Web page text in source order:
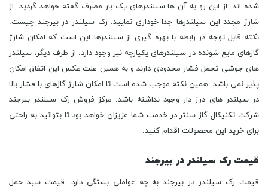
شده اند. از این رو به آن ها سیلندرهای یک بار مصرف گفته خواهد گردید. از
شارژ مجدد این سیلندرها جدا خوداری نمایید. رک سیلندر در بیرجند چیست.
نکته قابل توجه در رابطه با بهره گیری از سیلندرها این است که امکان شارژ
گازهای مایع شونده در سیلندرهای یکپارچه نیز وجود دارد. از طرف دیگر، سیلندر
های جوشی تحمل فشار محدودی دارند و به همین علت عکس این اتفاق امکان
پذیر نمی باشد. همین نکته موجب شده است تا امکان شارژ گازهای با فشار بالا
در سیلندر های درز دار وجود نداشته باشد. مرکز فروش رک سیلندر بیرجند
شرکت تکنیکال گاز سنتر در خدمت شما عزیزان خواهد بود تا بتوانید به راحتی
برای خرید این محصولات اقدام کنید.
قیمت رک سیلندر در بیرجند
قیمت رک سیلندر در بیرجند به چه عواملی بستگی دارد. قیمت سبد حمل